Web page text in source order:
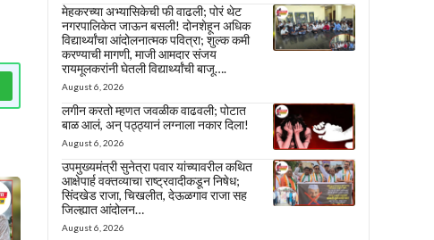
मेहकरच्या अभ्यासिकेची फी वाढली; पोरं थेट
नगरपालिकेत जाऊन बसली! दोनशेहून अधिक
विद्यार्थ्यांचा आंदोलनात्मक पवित्रा; शुल्क कमी
करण्याची मागणी, माजी आमदार संजय
रायमूलकरांनी घेतली विद्यार्थ्यांची बाजू….
August 6, 2026
लगीन करतो म्हणत जवळीक वाढवली; पोटात
बाळ आलं, अन् पठ्ठ्यानं लग्नाला नकार दिला!
August 6, 2026
उपमुख्यमंत्री सुनेत्रा पवार यांच्यावरील कथित
आक्षेपार्ह वक्तव्याचा राष्ट्रवादीकडून निषेध;
सिंदखेड राजा, चिखलीत, देऊळगाव राजा सह
जिल्ह्यात आंदोलन…
August 6, 2026